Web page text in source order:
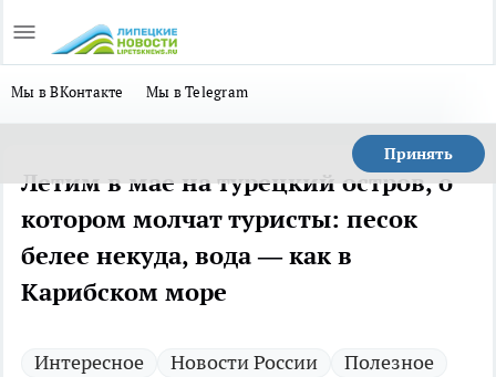
Мы в ВКонтакте Мы в Telegram
Принять
Летим в мае на турецкий остров, о
котором молчат туристы: песок
белее некуда, вода — как в
Карибском море
Интересное Новости России
Полезное